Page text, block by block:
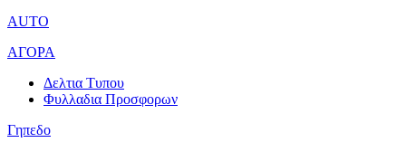
AUTO
ΑΓΟΡΑ
Δελτια Τυπου
Φυλλαδια Προσφορων
Γηπεδο